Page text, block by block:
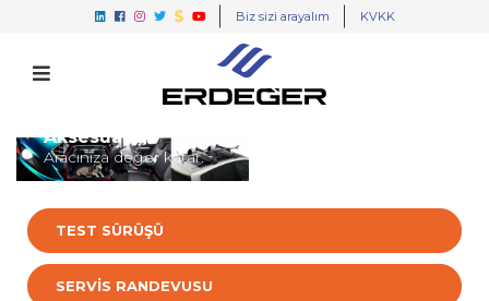
Biz sizi arayalım KVKK
Aksesuarlar
Aracınıza değer katar.
TEST SÜRÜŞÜ
SERVİS RANDEVUSU